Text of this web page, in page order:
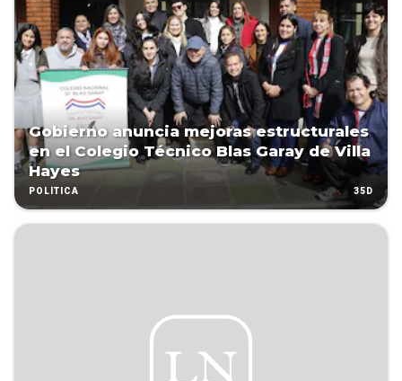
Gobierno anuncia mejoras estructurales
en el Colegio Técnico Blas Garay de Villa
Hayes
POLÍTICA 35D